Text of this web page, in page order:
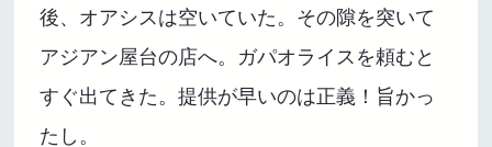
後、オアシスは空いていた。その隙を突いて
アジアン屋台の店へ。ガパオライスを頼むと
すぐ出てきた。提供が早いのは正義！旨かっ
たし。